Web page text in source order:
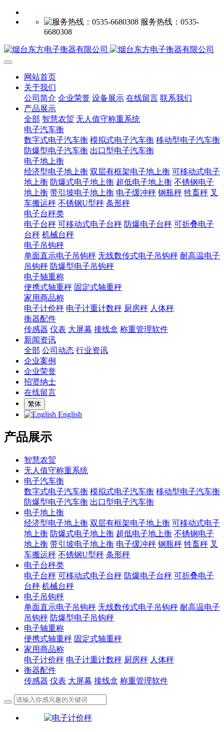
服务热线：0535-
6680308
网站首页
关于我们
公司简介 企业荣誉 设备展示 在线留言 联系我们
产品展示
全部 智慧农贸 无人值守称重系统
电子汽车衡
数字式电子汽车衡 模拟式电子汽车衡 移动型电子汽车衡
防爆型电子汽车衡 出口型电子汽车衡
电子地上衡
经济型电子地上衡 双层有框架电子地上衡 可移动式电子
地上衡 防爆式电子地上衡 超低电子地上衡 不锈钢电子
地上衡 带引坡电子地上衡 电子缓冲秤 钢瓶秤 牲畜秤 叉
车搬运秤 不锈钢U型秤 条形秤
电子台秤类
电子台秤 可移动式电子台秤 防爆电子台秤 可折叠电子
台秤 机械台秤
电子吊钩秤
单面直示电子吊钩秤 无线数传式电子吊钩秤 耐高温电子
吊钩秤 防爆型电子吊钩秤
电子轴重称
便携式轴重秤 固定式轴重秤
家用商品称
电子计价秤 电子计重计数秤 厨房秤 人体秤
衡器配件
传感器 仪表 大屏幕 接线盒 称重管理软件
新闻资讯
全部 公司动态 行业资讯
企业案例
企业荣誉
招贤纳士
在线留言
繁体
English
产品展示
智慧农贸
无人值守称重系统
电子汽车衡
数字式电子汽车衡 模拟式电子汽车衡 移动型电子汽车衡
防爆型电子汽车衡 出口型电子汽车衡
电子地上衡
经济型电子地上衡 双层有框架电子地上衡 可移动式电子
地上衡 防爆式电子地上衡 超低电子地上衡 不锈钢电子
地上衡 带引坡电子地上衡 电子缓冲秤 钢瓶秤 牲畜秤 叉
车搬运秤 不锈钢U型秤 条形秤
电子台秤类
电子台秤 可移动式电子台秤 防爆电子台秤 可折叠电子
台秤 机械台秤
电子吊钩秤
单面直示电子吊钩秤 无线数传式电子吊钩秤 耐高温电子
吊钩秤 防爆型电子吊钩秤
电子轴重称
便携式轴重秤 固定式轴重秤
家用商品称
电子计价秤 电子计重计数秤 厨房秤 人体秤
衡器配件
传感器 仪表 大屏幕 接线盒 称重管理软件